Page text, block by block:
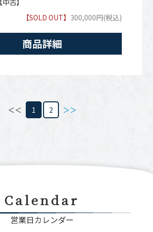
古】
【SOLD OUT】 300,000円(税込)
商品詳細
＜＜ 1 2 ＞＞
Calendar
営業日カレンダー